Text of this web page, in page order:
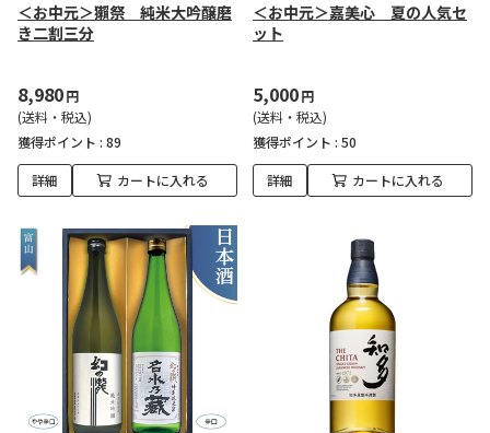
＜お中元＞獺祭 純米大吟醸磨
き二割三分
8,980円
(送料・税込)
獲得ポイント : 89
詳細 カートに入れる
＜お中元＞嘉美心 夏の人気セ
ット
5,000円
(送料・税込)
獲得ポイント : 50
詳細 カートに入れる